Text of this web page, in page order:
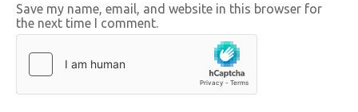
Save my name, email, and website in this browser for
the next time I comment.